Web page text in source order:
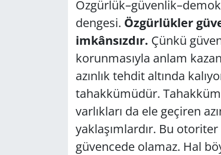
dengesi. Özgürlükler
imkânsızdır. Çünkü
korunmasıyla anlam
azınlık tehdit altında
tahakkümüdür.
varlıkları da ele geçiren
yaklaşımlardır. Bu
güvencede olamaz. Hal
GÜNDEM
HABERDE İNSAN
KÜLTÜR SANAT
MAGAZİN
POLİTİKA